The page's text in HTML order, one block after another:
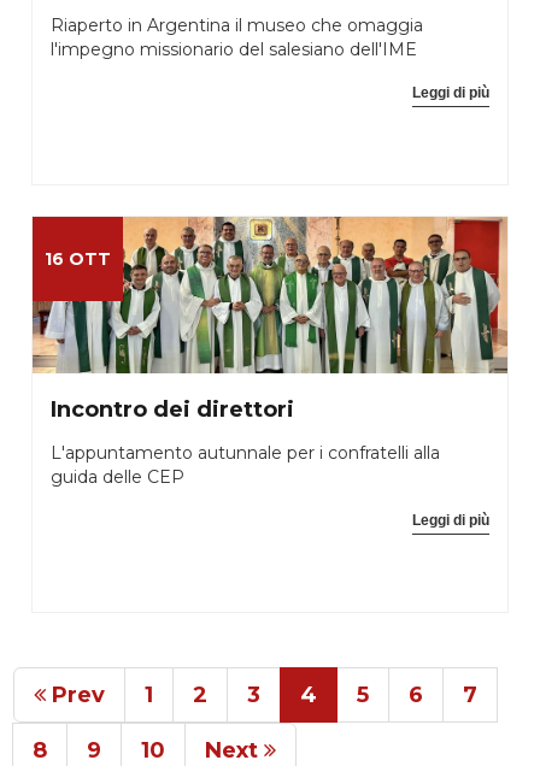
Riaperto in Argentina il museo che omaggia
l'impegno missionario del salesiano dell'IME
Leggi di più
16 OTT
Incontro dei direttori
L'appuntamento autunnale per i confratelli alla
guida delle CEP
Leggi di più
Prev 1 2 3 4 5 6 7
8 9 10 Next